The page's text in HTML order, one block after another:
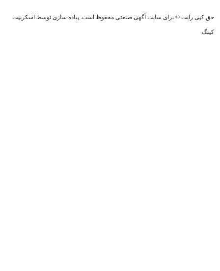
حق کپی رایت © برای سایت آگهی صنعتی محفوظ است. پیاده سازی توسط اسکریپت
کینگ